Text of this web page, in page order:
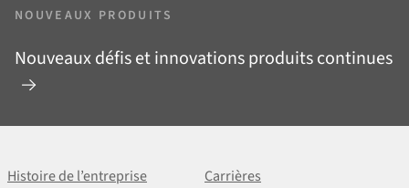
NOUVEAUX PRODUITS
Nouveaux défis et innovations produits continues
Histoire de l’entreprise
Carrières